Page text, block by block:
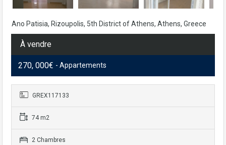
Ano Patisia, Rizoupolis, 5th District of Athens, Athens, Greece
À vendre
270, 000€ - Appartements
GREX117133
74 m2
2 Chambres